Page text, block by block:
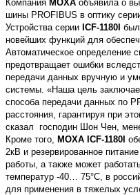
Компания MOXA объявила о
шины PROFIBUS в оптику
Устройства серии ICF-1180I
новейших функций для
Автоматическое определение
предотвращает ошибки
передачи данных вручную и
системы. «Наша цель
способа передачи данных по
расстояния, гарантируя при
сказал господин Шон Чен,
Кроме того,
MOXA ICF-1180I
2кВ и резервированное
работы, а также может
температур -40… 75°C, в
для применения в тяжелых